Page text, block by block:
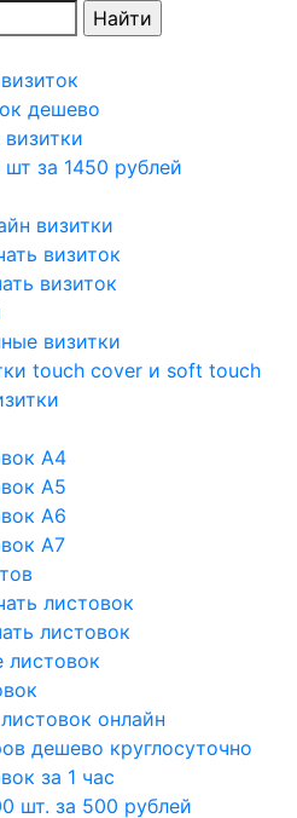
дешево
за 1450 рублей
визитки
визиток
визиток
визитки
touch cover и soft touch
А4
А5
А6
А7
листовок
листовок
листовок
онлайн
дешево круглосуточно
за 1 час
шт. за 500 рублей